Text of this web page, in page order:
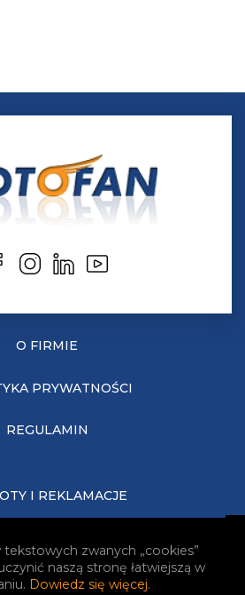
O FIRMIE
PRYWATNOŚCI
REGULAMIN
I REKLAMACJE
KUPOWAĆ?
zwanych „cookies”
naszą stronę łatwiejszą w
Dowiedz się więcej.